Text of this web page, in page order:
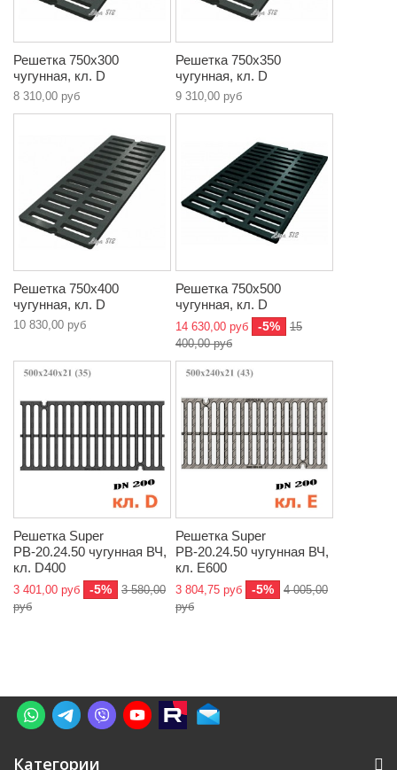
Решетка 750х300
чугунная, кл. D
8 310,00 руб
Решетка 750х350
чугунная, кл. D
9 310,00 руб
Решетка 750х400
чугунная, кл. D
10 830,00 руб
Решетка 750х500
чугунная, кл. D
14 630,00 руб -5%
15
400,00 руб
Решетка Super
РВ-20.24.50 чугунная ВЧ,
кл. D400
3 401,00 руб -5%
3 580,00
руб
Решетка Super
РВ-20.24.50 чугунная ВЧ,
кл. E600
3 804,75 руб -5%
4 005,00
руб
Категории